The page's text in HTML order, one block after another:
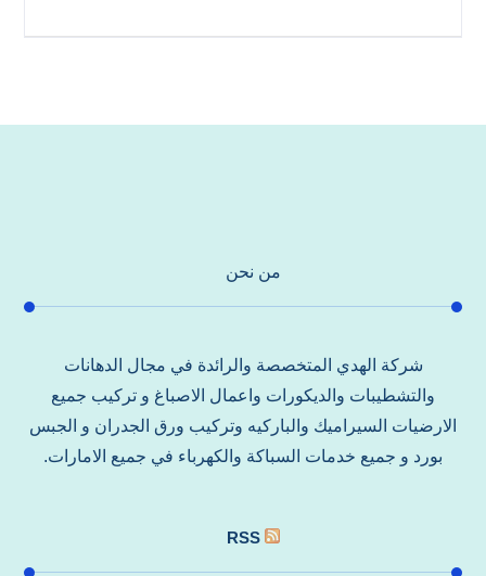
من نحن
شركة الهدي المتخصصة والرائدة في مجال الدهانات
والتشطيبات والديكورات واعمال الاصباغ و تركيب جميع
الارضيات السيراميك والباركيه وتركيب ورق الجدران و الجبس
بورد و جميع خدمات السباكة والكهرباء في جميع الامارات.
RSS